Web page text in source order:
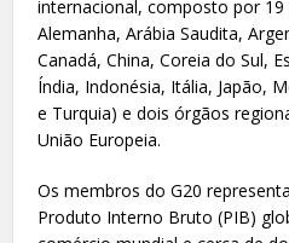
internacional, composto por 19
Alemanha, Arábia Saudita,
Canadá, China, Coreia do Sul,
Índia, Indonésia, Itália, Japão,
e Turquia) e dois órgãos
União Europeia.
Os membros do G20
Produto Interno Bruto (PIB)